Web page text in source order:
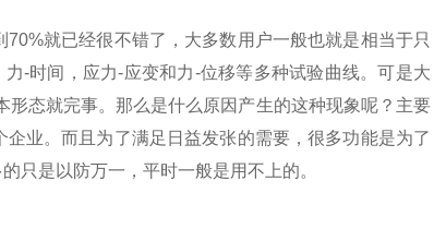
就已经很不错了，大多数用户一般也就是相当于只
-时间，应力-应变和力-位移等多种试验曲线。可是大
态就完事。那么是什么原因产生的这种现象呢？主要
业。而且为了满足日益发张的需要，很多功能是为了
只是以防万一，平时一般是用不上的。